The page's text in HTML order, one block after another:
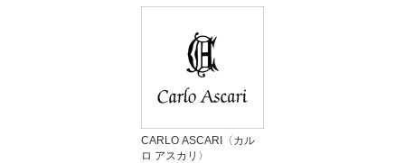
CARLO ASCARI〈カル
ロ アスカリ〉